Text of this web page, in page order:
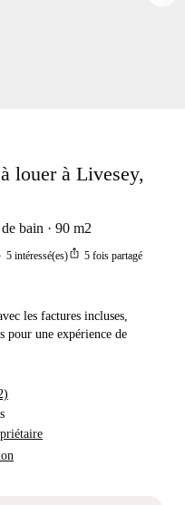
louer à Livesey,
bain 90 m2
5 intéressé(es)ios_share 5 fois partagé
les factures incluses,
pour une expérience de